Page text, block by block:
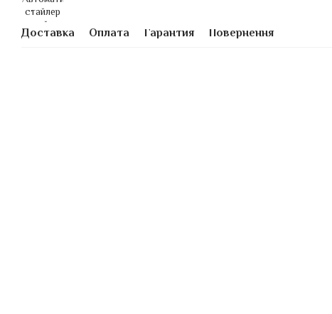
Доставка Оплата Гарантия Повернення